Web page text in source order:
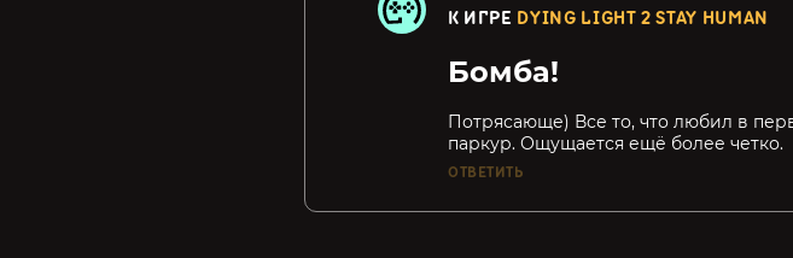
К ИГРЕ DYING LIGHT 2 STAY HUMAN
Бомба!
Потрясающе) Все то, что любил в
паркур. Ощущается ещё более четко.
ОТВЕТИТЬ